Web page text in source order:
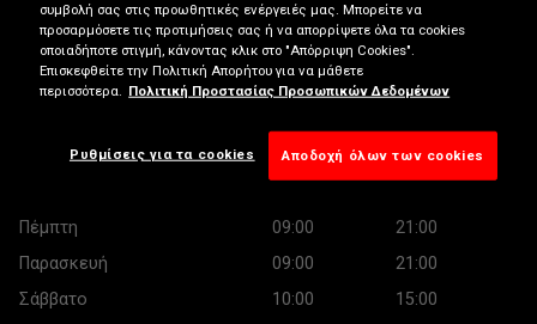
Δείτε το τηλέφωνο
Ώρες λειτουργίας
09:00
21:00
Πέμπτη
09:00
21:00
Παρασκευή
09:00
21:00
Σάββατο
10:00
15:00
συμβολή σας στις προωθητικές ενέργειές μας. Μπορείτε να
προσαρμόσετε τις προτιμήσεις σας ή να απορρίψετε όλα τα cookies
οποιαδήποτε στιγμή, κάνοντας κλικ στο "Απόρριψη Cookies".
Επισκεφθείτε την Πολιτική Απορήτου για να μάθετε
περισσότερα. Πολιτική Προστασίας Προσωπικών Δεδομένων
Ρυθμίσεις για τα cookies Αποδοχή όλων των cookies